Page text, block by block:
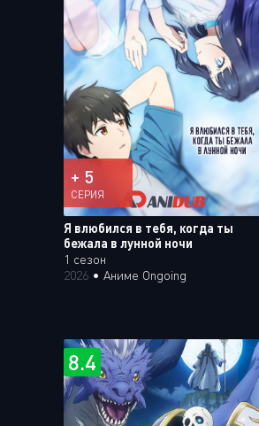
+ 5
СЕРИЯ
Я влюбился в тебя, когда ты
бежала в лунной ночи
1 сезон
2026 • Аниме Ongoing
8.4